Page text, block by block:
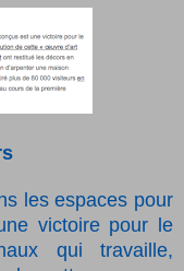
les espaces pour
victoire pour le
qui travaille,